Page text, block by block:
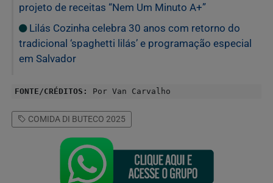
projeto de receitas “Nem Um Minuto A+”
Lilás Cozinha celebra 30 anos com retorno do
tradicional ‘spaghetti lilás’ e programação especial
em Salvador
FONTE/CRÉDITOS: Por Van Carvalho
COMIDA DI BUTECO 2025